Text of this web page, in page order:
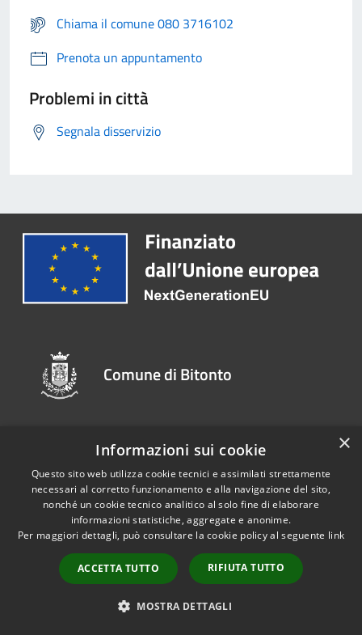
Chiama il comune 080 3716102
Prenota un appuntamento
Problemi in città
Segnala disservizio
Comune di Bitonto
Youtube
AMMINISTRAZIONE
Organi di Governo
Aree Amministrative
×
Informazioni sui cookie
Questo sito web utilizza cookie tecnici e assimilati strettamente
necessari al corretto funzionamento e alla navigazione del sito,
nonché un cookie tecnico analitico al solo fine di elaborare
informazioni statistiche, aggregate e anonime.
Per maggiori dettagli, può consultare la cookie policy al seguente link
ACCETTA TUTTO RIFIUTA TUTTO
MOSTRA DETTAGLI